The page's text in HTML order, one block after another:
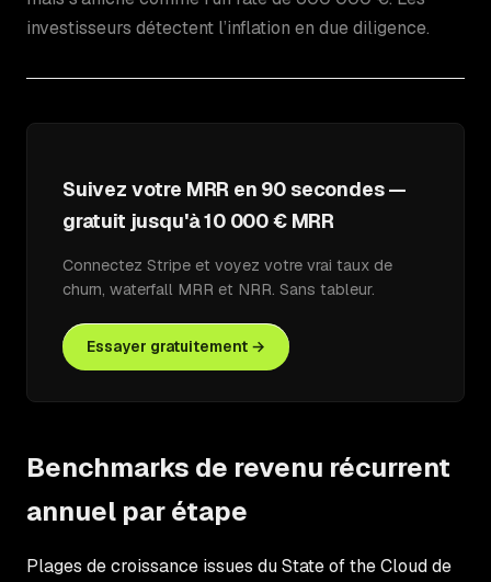
investisseurs détectent l’inflation en due diligence.
Suivez votre MRR en 90 secondes —
gratuit jusqu'à 10 000 € MRR
Connectez Stripe et voyez votre vrai taux de
churn, waterfall MRR et NRR. Sans tableur.
Essayer gratuitement →
Benchmarks de revenu récurrent
annuel par étape
Plages de croissance issues du State of the Cloud de